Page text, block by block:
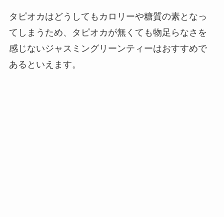
タピオカはどうしてもカロリーや糖質の素となっ
てしまうため、タピオカが無くても物足らなさを
感じないジャスミングリーンティーはおすすめで
あるといえます。